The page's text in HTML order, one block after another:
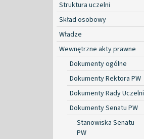
Struktura uczelni
Skład osobowy
Władze
Wewnętrzne akty prawne
Dokumenty ogólne
Dokumenty Rektora PW
Dokumenty Rady Uczelni
Dokumenty Senatu PW
Stanowiska Senatu
PW